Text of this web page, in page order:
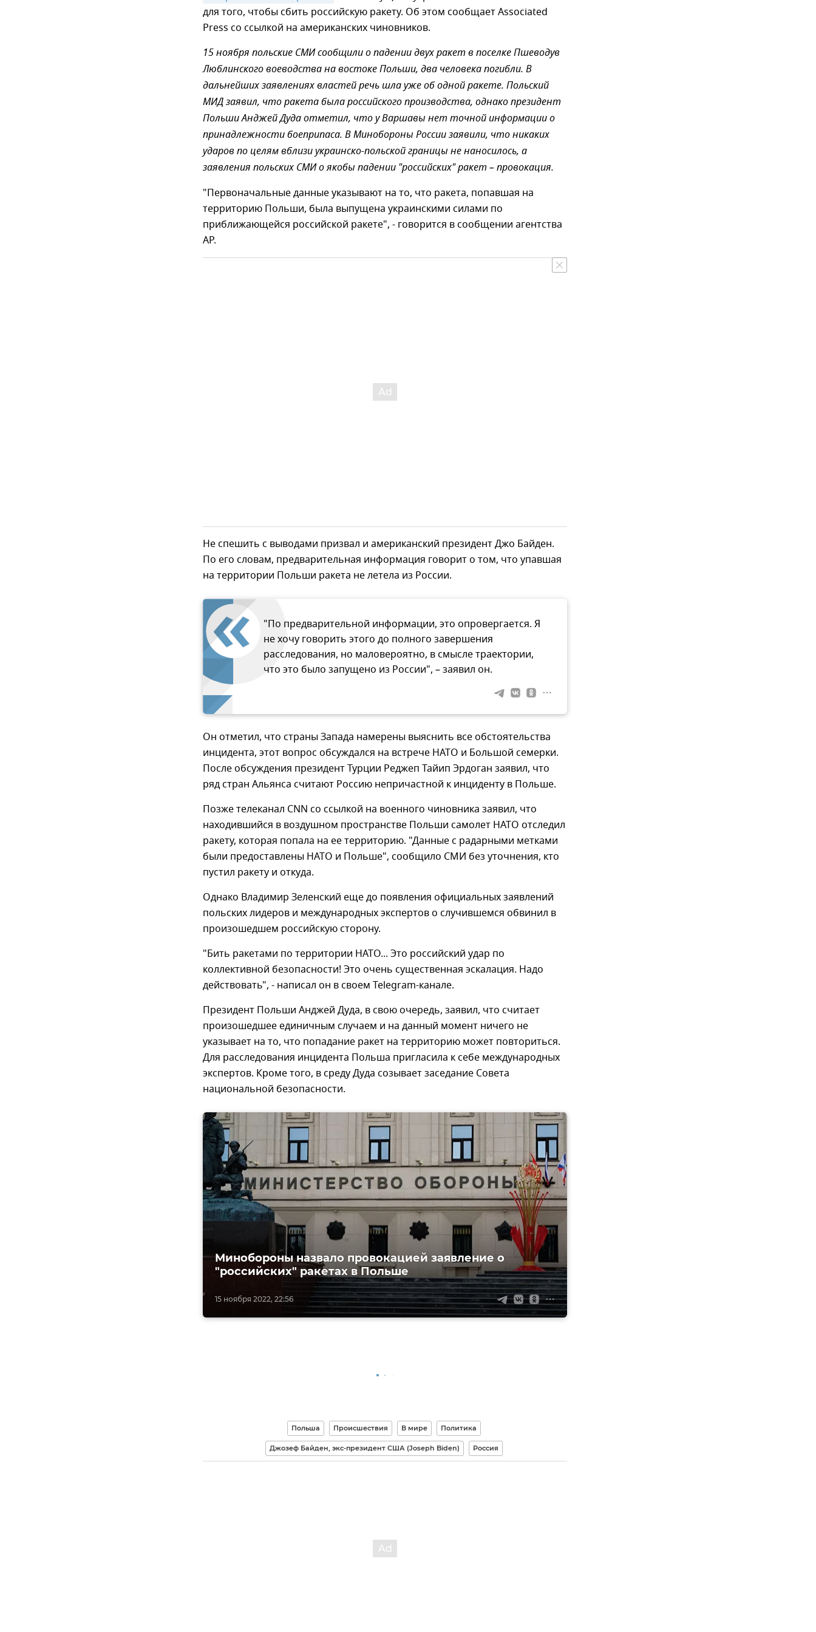
для того, чтобы сбить российскую ракету. Об этом сообщает Associated
Press со ссылкой на американских чиновников.
15 ноября польские СМИ сообщили о падении двух ракет в поселке Пшеводув
Люблинского воеводства на востоке Польши, два человека погибли. В
дальнейших заявлениях властей речь шла уже об одной ракете. Польский
МИД заявил, что ракета была российского производства, однако президент
Польши Анджей Дуда отметил, что у Варшавы нет точной информации о
принадлежности боеприпаса. В Минобороны России заявили, что никаких
ударов по целям вблизи украинско-польской границы не наносилось, а
заявления польских СМИ о якобы падении "российских" ракет – провокация.
"Первоначальные данные указывают на то, что ракета, попавшая на
территорию Польши, была выпущена украинскими силами по
приближающейся российской ракете", - говорится в сообщении агентства
АР.
Не спешить с выводами призвал и американский президент Джо Байден.
По его словам, предварительная информация говорит о том, что упавшая
на территории Польши ракета не летела из России.
"По предварительной информации, это опровергается. Я
не хочу говорить этого до полного завершения
расследования, но маловероятно, в смысле траектории,
что это было запущено из России", – заявил он.
Он отметил, что страны Запада намерены выяснить все обстоятельства
инцидента, этот вопрос обсуждался на встрече НАТО и Большой семерки.
После обсуждения президент Турции Реджеп Тайип Эрдоган заявил, что
ряд стран Альянса считают Россию непричастной к инциденту в Польше.
Позже телеканал CNN со ссылкой на военного чиновника заявил, что
находившийся в воздушном пространстве Польши самолет НАТО отследил
ракету, которая попала на ее территорию. "Данные с радарными метками
были предоставлены НАТО и Польше", сообщило СМИ без уточнения, кто
пустил ракету и откуда.
Однако Владимир Зеленский еще до появления официальных заявлений
польских лидеров и международных экспертов о случившемся обвинил в
произошедшем российскую сторону.
"Бить ракетами по территории НАТО... Это российский удар по
коллективной безопасности! Это очень существенная эскалация. Надо
действовать", - написал он в своем Telegram-канале.
Президент Польши Анджей Дуда, в свою очередь, заявил, что считает
произошедшее единичным случаем и на данный момент ничего не
указывает на то, что попадание ракет на территорию может повториться.
Для расследования инцидента Польша пригласила к себе международных
экспертов. Кроме того, в среду Дуда созывает заседание Совета
национальной безопасности.
15 ноября 2022, 22:56
Минобороны назвало провокацией заявление о
"российских" ракетах в Польше
Польша Происшествия В мире Политика
Джозеф Байден, экс-президент США (Joseph Biden) Россия